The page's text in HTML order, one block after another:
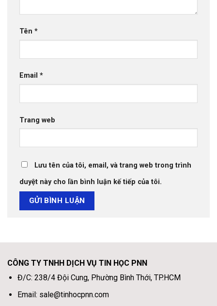
Tên *
Email *
Trang web
Lưu tên của tôi, email, và trang web trong trình
duyệt này cho lần bình luận kế tiếp của tôi.
CÔNG TY TNHH DỊCH VỤ TIN HỌC PNN
Đ/C: 238/4 Đội Cung, Phường Bình Thới, TP.HCM
Email: sale@tinhocpnn.com